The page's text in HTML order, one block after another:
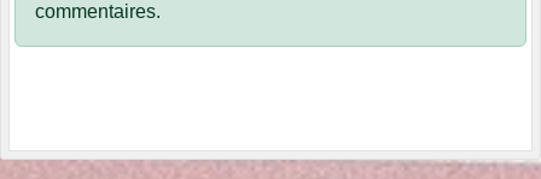
commentaires.